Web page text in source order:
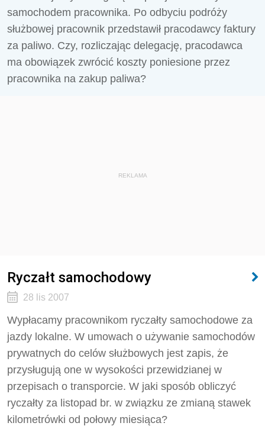
samochodem pracownika. Po odbyciu podróży
służbowej pracownik przedstawił pracodawcy faktury
za paliwo. Czy, rozliczając delegację, pracodawca
ma obowiązek zwrócić koszty poniesione przez
pracownika na zakup paliwa?
REKLAMA
Ryczałt samochodowy
28 lis 2007
Wypłacamy pracownikom ryczałty samochodowe za
jazdy lokalne. W umowach o używanie samochodów
prywatnych do celów służbowych jest zapis, że
przysługują one w wysokości przewidzianej w
przepisach o transporcie. W jaki sposób obliczyć
ryczałty za listopad br. w związku ze zmianą stawek
kilometrówki od połowy miesiąca?